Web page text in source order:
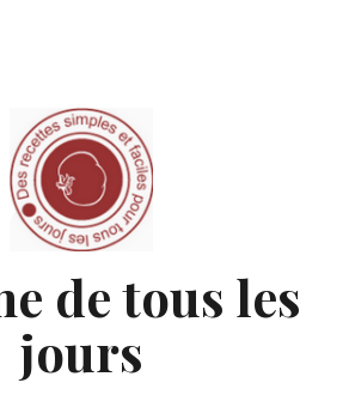
de tous les
jours